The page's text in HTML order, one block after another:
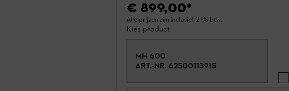
€ 899,00*
Alle prijzen zijn inclusief 21% btw.
Kies product
MH 600
ART.-NR. 62500113915